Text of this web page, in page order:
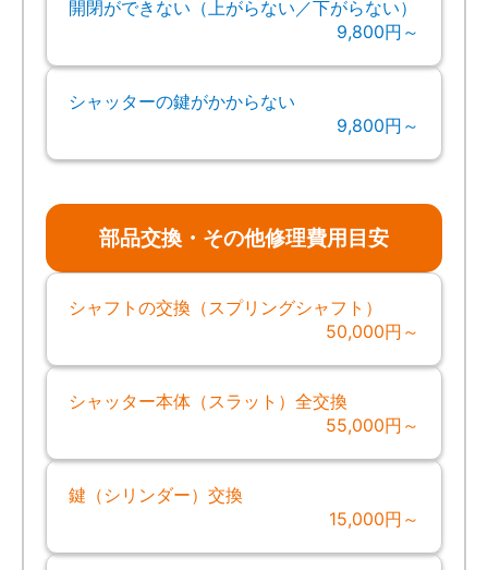
開閉ができない（上がらない／下がらない）
9,800円～
シャッターの鍵がかからない
9,800円～
部品交換・その他修理費用目安
シャフトの交換（スプリングシャフト）
50,000円～
シャッター本体（スラット）全交換
55,000円～
鍵（シリンダー）交換
15,000円～